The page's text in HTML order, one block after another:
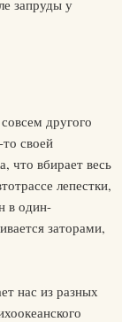
запруды у
другого
своей
что вбирает весь
лепестки,
в один-
заторами,
нас из разных